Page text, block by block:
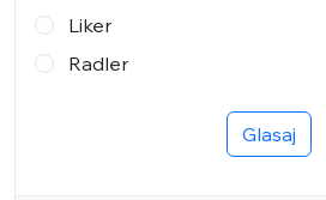
Liker
Radler
Glasaj